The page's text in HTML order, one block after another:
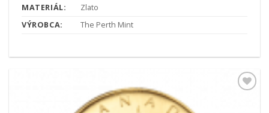
MATERIÁL:
Zlato
VÝROBCA:
The Perth Mint